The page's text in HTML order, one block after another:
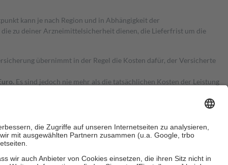
kann je nach Region und in Abhängigkeit der
zu deiner Arzneimittelsicherheit dienen, die Lieferfrist um die
übernimmt in der Regel die Kosten dafür, der Versicherte
Es sind jedoch nie mehr als die tatsächlichen Kosten der Leistung
Zuzahlungen an bei: